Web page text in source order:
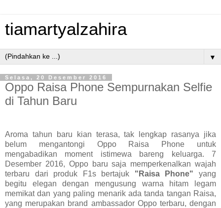
tiamartyalzahira
▼
Selasa, 20 Desember 2016
Oppo Raisa Phone Sempurnakan Selfie
di Tahun Baru
Aroma tahun baru kian terasa, tak lengkap rasanya jika
belum mengantongi Oppo Raisa Phone untuk
mengabadikan moment istimewa bareng keluarga. 7
Desember 2016, Oppo baru saja memperkenalkan wajah
terbaru dari produk F1s bertajuk "Raisa Phone"yang
begitu elegan dengan mengusung warna hitam legam
memikat dan yang paling menarik ada tanda tangan Raisa,
yang merupakan brand ambassador Oppo terbaru, dengan